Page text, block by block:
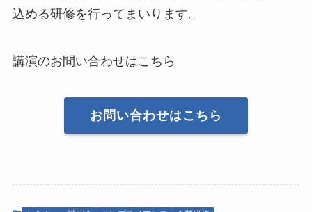
込める研修を行ってまいります。
講演のお問い合わせはこちら
お問い合わせはこちら